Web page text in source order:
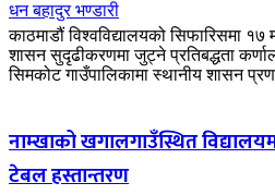
धन बहादुर भण्डारी
काठमाडौं विश्वविद्यालयको सिफारिसमा १७
शासन सुदृढीकरणमा जुट्ने प्रतिबद्धता
सिमकोट गाउँपालिकामा स्थानीय शासन
नाम्खाको खगालगाउँस्थित
टेबल हस्तान्तरण